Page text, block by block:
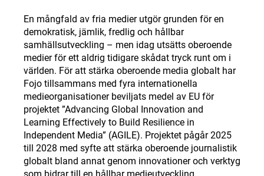
En mångfald av fria medier utgör grunden för en
demokratisk, jämlik, fredlig och hållbar
samhällsutveckling – men idag utsätts oberoende
medier för ett aldrig tidigare skådat tryck runt om i
världen. För att stärka oberoende media globalt har
Fojo tillsammans med fyra internationella
medieorganisationer beviljats medel av EU för
projektet ”Advancing Global Innovation and
Learning Effectively to Build Resilience in
Independent Media” (AGILE). Projektet pågår 2025
till 2028 med syfte att stärka oberoende journalistik
globalt bland annat genom innovationer och verktyg